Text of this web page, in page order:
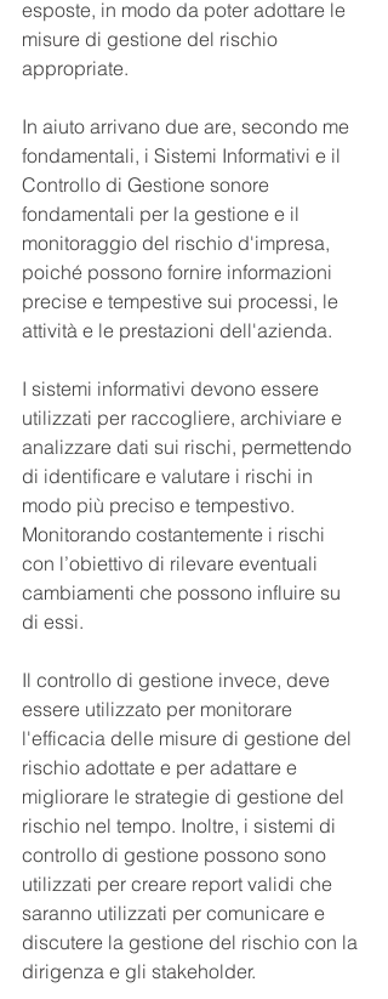
esposte, in modo da poter adottare le
misure di gestione del rischio
appropriate.
In aiuto arrivano due are, secondo me
fondamentali, i Sistemi Informativi e il
Controllo di Gestione sonore
fondamentali per la gestione e il
monitoraggio del rischio d'impresa,
poiché possono fornire informazioni
precise e tempestive sui processi, le
attività e le prestazioni dell'azienda.
I sistemi informativi devono essere
utilizzati per raccogliere, archiviare e
analizzare dati sui rischi, permettendo
di identificare e valutare i rischi in
modo più preciso e tempestivo.
Monitorando costantemente i rischi
con l’obiettivo di rilevare eventuali
cambiamenti che possono influire su
di essi.
Il controllo di gestione invece, deve
essere utilizzato per monitorare
l'efficacia delle misure di gestione del
rischio adottate e per adattare e
migliorare le strategie di gestione del
rischio nel tempo. Inoltre, i sistemi di
controllo di gestione possono sono
utilizzati per creare report validi che
saranno utilizzati per comunicare e
discutere la gestione del rischio con la
dirigenza e gli stakeholder.